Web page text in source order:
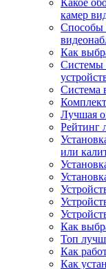
Какое
камер
Способы
Как
Системы
Система
Лучшая
или
Как
Топ
Как
Как